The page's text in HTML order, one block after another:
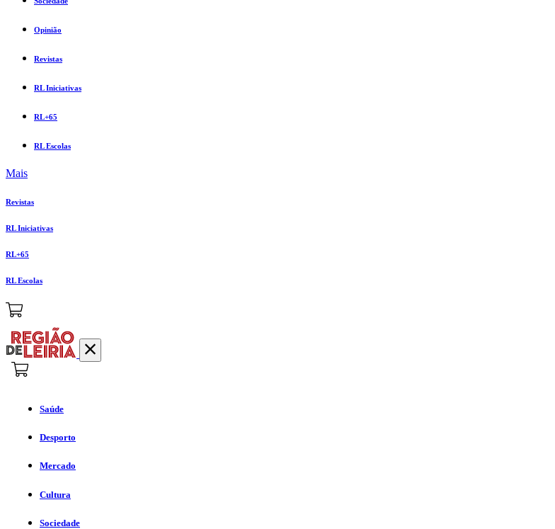
Opinião
Revistas
RL Iniciativas
RL+65
RL Escolas
Mais
Revistas
RL Iniciativas
RL+65
RL Escolas
Saúde
Desporto
Mercado
Cultura
Sociedade